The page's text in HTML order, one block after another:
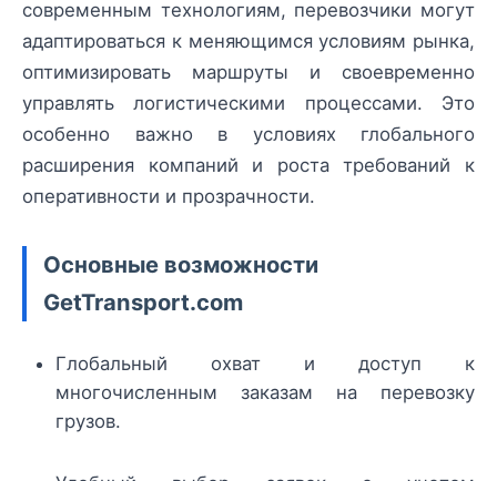
современным технологиям, перевозчики могут
адаптироваться к меняющимся условиям рынка,
оптимизировать маршруты и своевременно
управлять логистическими процессами. Это
особенно важно в условиях глобального
расширения компаний и роста требований к
оперативности и прозрачности.
Основные возможности
GetTransport.com
Глобальный охват и доступ к
многочисленным заказам на перевозку
грузов.